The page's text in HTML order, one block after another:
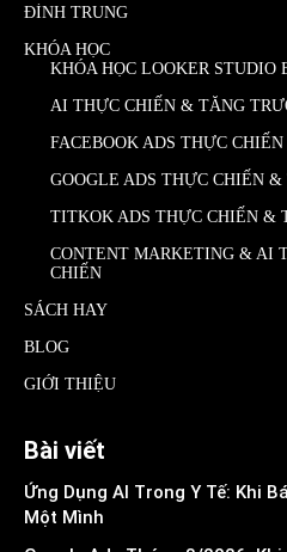
ĐÌNH TRUNG
KHÓA HỌC
KHÓA HỌC LOOKER STUDIO
AI THỰC CHIẾN & TĂNG
FACEBOOK ADS THỰC
GOOGLE ADS THỰC CHIẾN
TITKOK ADS THỰC CHIẾN &
CONTENT MARKETING & AI
CHIẾN
SÁCH HAY
BLOG
GIỚI THIỆU
Bài viết
Ứng Dụng AI Trong Y Tế: Khi
Một Mình